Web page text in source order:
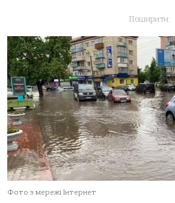
Поширити:
Фото з мережі Інтернет